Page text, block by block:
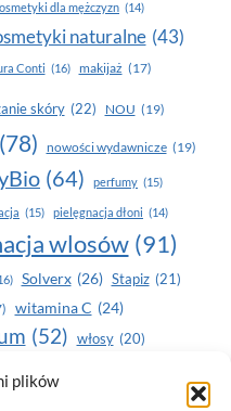
plików
dla mężczyzn (14)
naturalne (43)
Conti (16) makijaż (17)
skóry (22) NOU (19)
(78) nowości wydawnicze (19)
(64) perfumy (15)
(15) pielęgnacja dłoni (14)
wlosów (91)
Solverx (26) Stapiz (21)
witamina C (24)
(52) włosy (20)
zdrowe zęby